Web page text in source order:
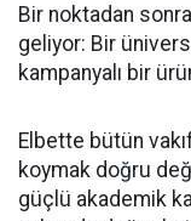
Bir noktadan
geliyor: Bir
kampanyalı bir
Elbette bütün
koymak doğru
güçlü akademik